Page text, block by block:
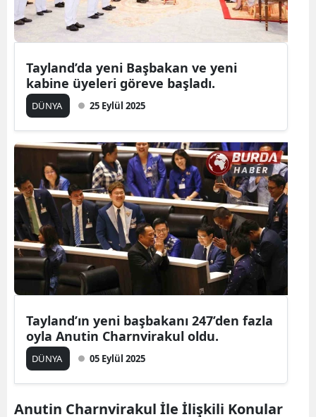
Tayland’da yeni Başbakan ve yeni
kabine üyeleri göreve başladı.
DÜNYA 25 Eylül 2025
Tayland’ın yeni başbakanı 247’den fazla
oyla Anutin Charnvirakul oldu.
DÜNYA 05 Eylül 2025
Anutin Charnvirakul İle İlişkili Konular